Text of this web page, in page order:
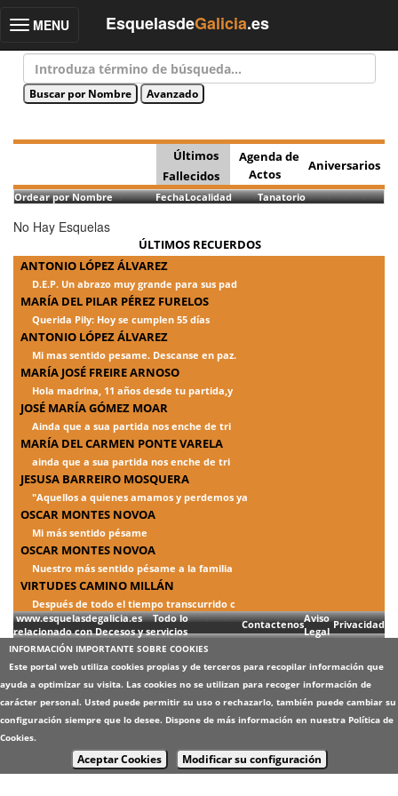
Toggle
MENU EsquelasdeGalicia.es
Últimos
Fallecidos
Agenda de
Actos
Aniversarios
Ordear por Nombre FechaLocalidad Tanatorio
No Hay Esquelas
ÚLTIMOS RECUERDOS
ANTONIO LÓPEZ ÁLVAREZ
D.E.P. Un abrazo muy grande para sus pad
MARÍA DEL PILAR PÉREZ FURELOS
Querida Pily: Hoy se cumplen 55 días
ANTONIO LÓPEZ ÁLVAREZ
Mi mas sentido pesame. Descanse en paz.
MARÍA JOSÉ FREIRE ARNOSO
Hola madrina, 11 años desde tu partida,y
JOSÉ MARÍA GÓMEZ MOAR
Ainda que a sua partida nos enche de tri
MARÍA DEL CARMEN PONTE VARELA
ainda que a sua partida nos enche de tri
JESUSA BARREIRO MOSQUERA
"Aquellos a quienes amamos y perdemos ya
OSCAR MONTES NOVOA
Mi más sentido pésame
OSCAR MONTES NOVOA
Nuestro más sentido pésame a la familia
VIRTUDES CAMINO MILLÁN
Después de todo el tiempo transcurrido c
www.esquelasdegalicia.es Todo lo
relacionado con Decesos y servicios
ContactenosAviso
Legal
Privacidad
INFORMACIÓN IMPORTANTE SOBRE COOKIES
Este portal web utiliza cookies propias y de terceros para recopilar información que
ayuda a optimizar su visita. Las cookies no se utilizan para recoger información de
carácter personal. Usted puede permitir su uso o rechazarlo, también puede cambiar su
configuración siempre que lo desee. Dispone de más información en nuestra Política de
Cookies.